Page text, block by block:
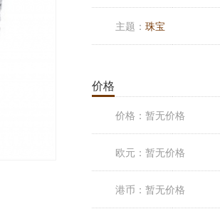
主题： 珠宝
价格
价格： 暂无价格
欧元： 暂无价格
港币： 暂无价格